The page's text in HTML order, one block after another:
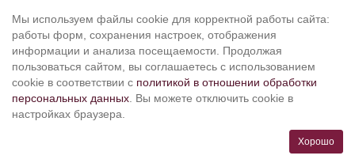
Политика в отношении обработки персональных данных
190020, Санкт-Петербург, Рижский пр. 3, литер Б
Тел.: 8-800-505-02-38
(812) 251-31-01, 251-10-50, 251-79-65
Режим работы: ПН-ЧТ с 10.00 до 19.00, ПТ с 10.00 до 17.45
Мы используем файлы cookie для корректной работы сайта:
работы форм, сохранения настроек, отображения
информации и анализа посещаемости. Продолжая
пользоваться сайтом, вы соглашаетесь с использованием
cookie в соответствии с политикой в отношении обработки
персональных данных . Вы можете отключить cookie в
настройках браузера.
Хорошо